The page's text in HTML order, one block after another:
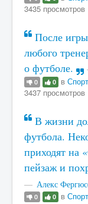
3435 просмотров
После
любого
о футболе.
0 0 в Спорт
3437 просмотров
В жизни
футбола.
приходят на
пейзаж и
Алекс
0 0 в Спорт